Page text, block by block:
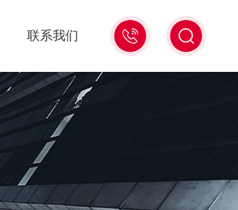
18516586104
微
联系我们